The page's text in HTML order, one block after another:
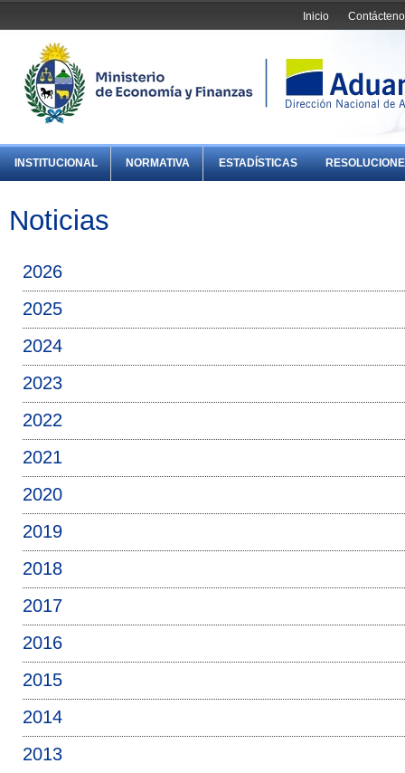
Inicio
INSTITUCIONAL NORMATIVA ESTADÍSTICAS
Noticias
2026
2025
2024
2023
2022
2021
2020
2019
2018
2017
2016
2015
2014
2013